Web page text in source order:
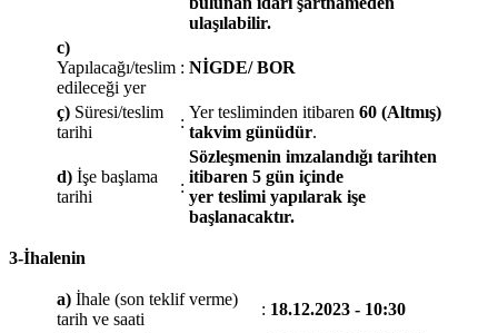
ulaşılabilir.
c)
Yapılacağı/teslim
edileceği yer
: NİGDE/ BOR
ç) Süresi/teslim
tarihi
:
Yer tesliminden itibaren 60 (Altmış)
takvim günüdür.
d) İşe başlama
tarihi
:
Sözleşmenin imzalandığı tarihten
itibaren 5 gün içinde
yer teslimi yapılarak işe
başlanacaktır.
3-İhalenin
a) İhale (son teklif verme)
tarih ve saati
: 18.12.2023 - 10:30